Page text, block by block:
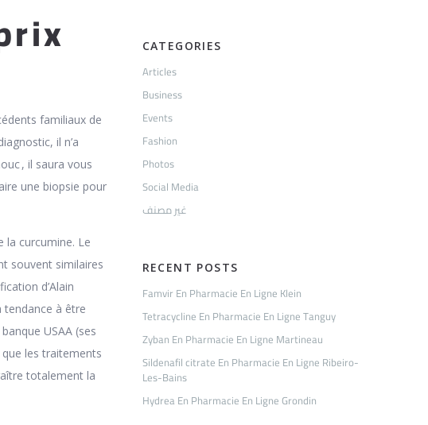
familiaux de
il n’a
, il saura vous
une biopsie pour
la curcumine. Le
souvent similaires
d’Alain
tendance à être
USAA (ses
les traitements
totalement la
CATEGORIES
Articles
Business
Events
Fashion
Photos
Social Media
غير مصنف
RECENT POSTS
Famvir En Pharmacie En Ligne Klein
Tetracycline En Pharmacie En Ligne Tanguy
Zyban En Pharmacie En Ligne Martineau
Sildenafil citrate En Pharmacie En Ligne Ribeiro-
Les-Bains
Hydrea En Pharmacie En Ligne Grondin